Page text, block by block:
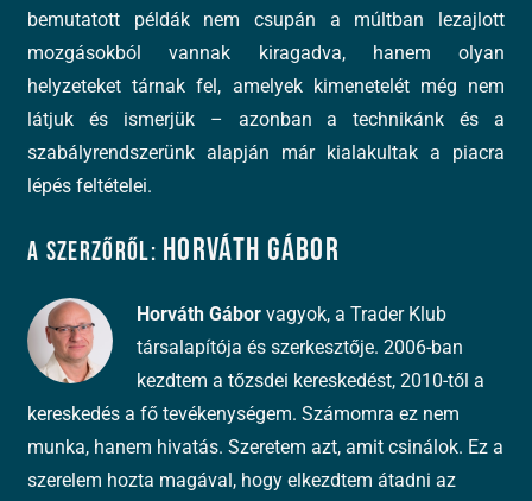
bemutatott példák nem csupán a múltban lezajlott
mozgásokból vannak kiragadva, hanem olyan
helyzeteket tárnak fel, amelyek kimenetelét még nem
látjuk és ismerjük – azonban a technikánk és a
szabályrendszerünk alapján már kialakultak a piacra
lépés feltételei.
A szerzőről: Horváth Gábor
Horváth Gábor vagyok, a Trader Klub
társalapítója és szerkesztője. 2006-ban
kezdtem a tőzsdei kereskedést, 2010-től a
kereskedés a fő tevékenységem. Számomra ez nem
munka, hanem hivatás. Szeretem azt, amit csinálok. Ez a
szerelem hozta magával, hogy elkezdtem átadni az